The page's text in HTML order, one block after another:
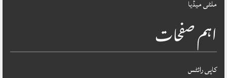
ملٹی میڈیا
اہم صفحات
کاپی رائٹس